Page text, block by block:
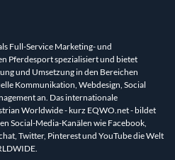
Full-Service Marketing- und
Pferdesport spezialisiert und bietet
und Umsetzung in den Bereichen
Kommunikation, Webdesign, Social
an. Das internationale
Worldwide - kurz EQWO.net - bildet
Social-Media-Kanälen wie Facebook,
Twitter, Pinterest und YouTube die Welt